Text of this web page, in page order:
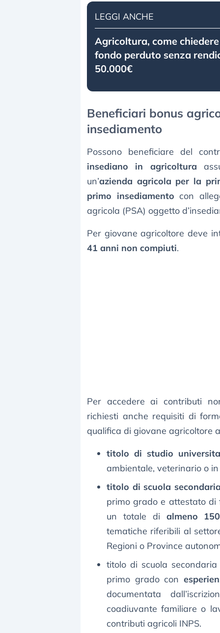
LEGGI ANCHE
Agricoltura, come
fondo perduto senza
50.000€
Beneficiari bonus
insediamento
Possono beneficiare del
insediano in agricoltura
un’azienda agricola per la
primo insediamento con
agricola (PSA) oggetto
Per giovane agricoltore deve
41 anni non compiuti.
Per accedere ai contributi
richiesti anche requisiti di
qualifica di giovane agricoltore
titolo di studio
ambientale, veterinario o
titolo di scuola
primo grado e attestato
un totale di almeno
tematiche riferibili al
Regioni o Province
titolo di scuola
primo grado con
documentata
coadiuvante familiare o
contributi agricoli INPS.